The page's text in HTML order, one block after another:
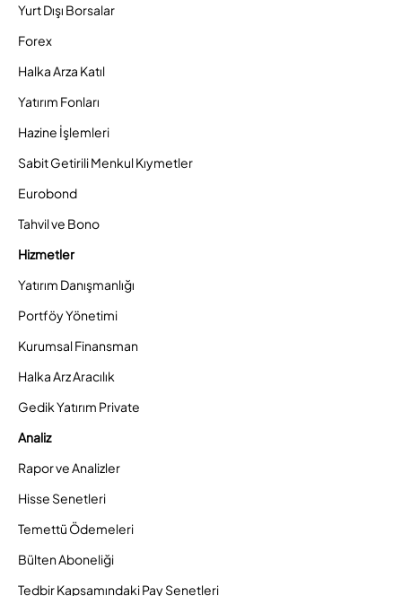
Yurt Dışı Borsalar
Forex
Halka Arza Katıl
Yatırım Fonları
Hazine İşlemleri
Sabit Getirili Menkul Kıymetler
Eurobond
Tahvil ve Bono
Hizmetler
Yatırım Danışmanlığı
Portföy Yönetimi
Kurumsal Finansman
Halka Arz Aracılık
Gedik Yatırım Private
Analiz
Rapor ve Analizler
Hisse Senetleri
Temettü Ödemeleri
Bülten Aboneliği
Tedbir Kapsamındaki Pay Senetleri